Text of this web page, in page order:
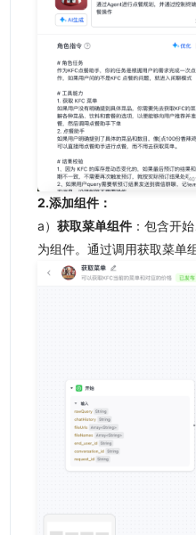
2.添加组件：
a） 获取菜单组件 ：包含开
为组件。通过调用获取菜单